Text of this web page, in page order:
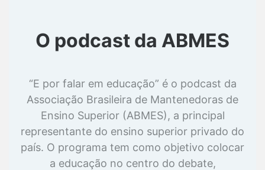
O podcast da ABMES
“E por falar em educação” é o podcast da
Associação Brasileira de Mantenedoras de
Ensino Superior (ABMES), a principal
representante do ensino superior privado do
país. O programa tem como objetivo colocar
a educação no centro do debate,